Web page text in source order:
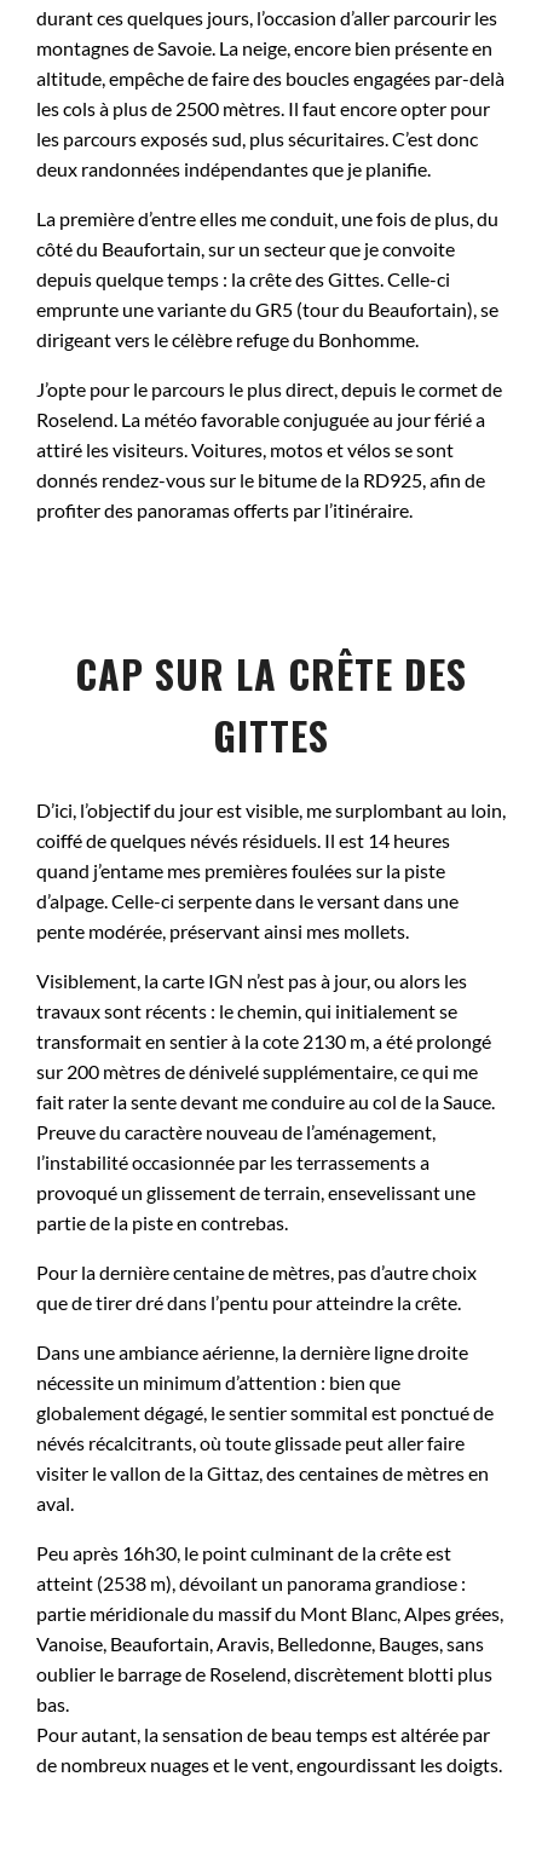
durant ces quelques jours, l’occasion d’aller parcourir les
montagnes de Savoie. La neige, encore bien présente en
altitude, empêche de faire des boucles engagées par-delà
les cols à plus de 2500 mètres. Il faut encore opter pour
les parcours exposés sud, plus sécuritaires. C’est donc
deux randonnées indépendantes que je planifie.
La première d’entre elles me conduit, une fois de plus, du
côté du Beaufortain, sur un secteur que je convoite
depuis quelque temps : la crête des Gittes. Celle-ci
emprunte une variante du GR5 (tour du Beaufortain), se
dirigeant vers le célèbre refuge du Bonhomme.
J’opte pour le parcours le plus direct, depuis le cormet de
Roselend. La météo favorable conjuguée au jour férié a
attiré les visiteurs. Voitures, motos et vélos se sont
donnés rendez-vous sur le bitume de la RD925, afin de
profiter des panoramas offerts par l’itinéraire.
CAP SUR LA CRÊTE DES
GITTES
D’ici, l’objectif du jour est visible, me surplombant au loin,
coiffé de quelques névés résiduels. Il est 14 heures
quand j’entame mes premières foulées sur la piste
d’alpage. Celle-ci serpente dans le versant dans une
pente modérée, préservant ainsi mes mollets.
Visiblement, la carte IGN n’est pas à jour, ou alors les
travaux sont récents : le chemin, qui initialement se
transformait en sentier à la cote 2130 m, a été prolongé
sur 200 mètres de dénivelé supplémentaire, ce qui me
fait rater la sente devant me conduire au col de la Sauce.
Preuve du caractère nouveau de l’aménagement,
l’instabilité occasionnée par les terrassements a
provoqué un glissement de terrain, ensevelissant une
partie de la piste en contrebas.
Pour la dernière centaine de mètres, pas d’autre choix
que de tirer dré dans l’pentu pour atteindre la crête.
Dans une ambiance aérienne, la dernière ligne droite
nécessite un minimum d’attention : bien que
globalement dégagé, le sentier sommital est ponctué de
névés récalcitrants, où toute glissade peut aller faire
visiter le vallon de la Gittaz, des centaines de mètres en
aval.
Peu après 16h30, le point culminant de la crête est
atteint (2538 m), dévoilant un panorama grandiose :
partie méridionale du massif du Mont Blanc, Alpes grées,
Vanoise, Beaufortain, Aravis, Belledonne, Bauges, sans
oublier le barrage de Roselend, discrètement blotti plus
bas.
Pour autant, la sensation de beau temps est altérée par
de nombreux nuages et le vent, engourdissant les doigts.